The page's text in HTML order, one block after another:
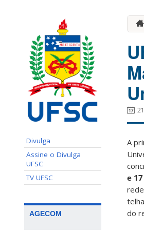
Divulga
Assine o Divulga
UFSC
TV UFSC
AGECOM
A
e
do